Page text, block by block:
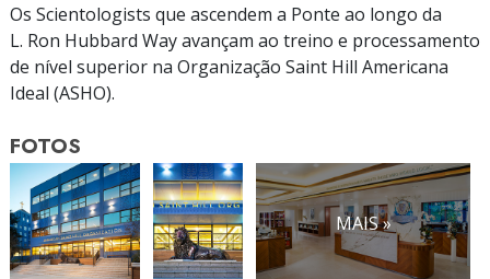
Os Scientologists que ascendem a Ponte ao longo da
L. Ron Hubbard Way avançam ao treino e processamento
de nível superior na Organização Saint Hill Americana
Ideal (ASHO).
FOTOS
MAIS »